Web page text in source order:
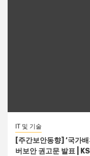
IT 및 기술
[주간보안동향] ‘국가
버보안 권고문 발표 |